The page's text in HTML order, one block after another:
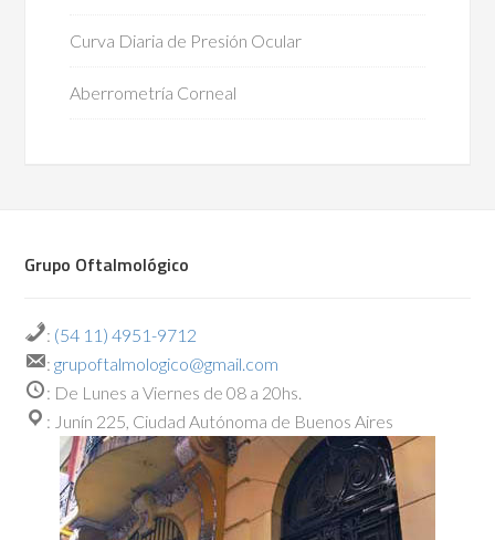
Curva Diaria de Presión Ocular
Aberrometría Corneal
Grupo Oftalmológico
: (54 11) 4951-9712
:grupoftalmologico@gmail.com
: De Lunes a Viernes de 08 a 20hs.
: Junín 225, Ciudad Autónoma de Buenos Aires